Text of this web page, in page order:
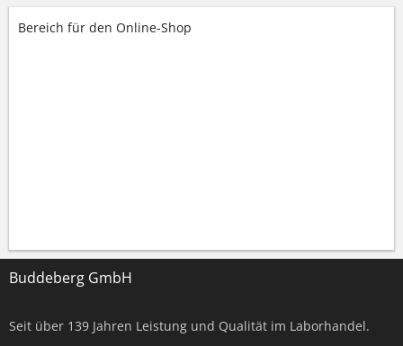
Bereich für den Online-Shop
Buddeberg GmbH
Seit über 139 Jahren Leistung und Qualität im Laborhandel.